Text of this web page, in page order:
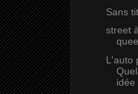
Sans
street à
L'auto
idée